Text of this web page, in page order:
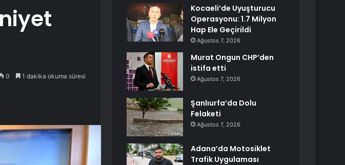
0 1 dakika okuma süresi
Kocaeli’de Uyuşturucu
Operasyonu: 1.7 Milyon
Hap Ele Geçirildi
Ağustos 7, 2026
Murat Ongun CHP’den
istifa etti
Ağustos 7, 2026
Şanlıurfa’da Dolu
Felaketi
Ağustos 7, 2026
Adana’da Motosiklet
Trafik Uygulaması